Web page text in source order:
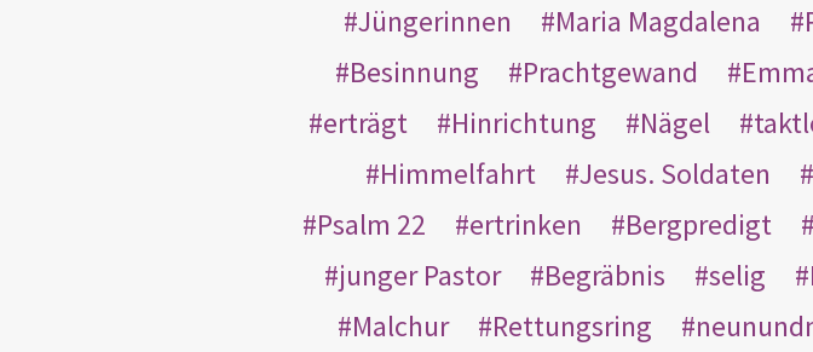
Jüngerinnen
Maria Magdalena
Besinnung
Prachtgewand
erträgt
Hinrichtung Nägel
Himmelfahrt
Jesus. Soldaten
Psalm 22
ertrinken Bergpredigt
junger Pastor
Begräbnis selig
Malchur
Rettungsring